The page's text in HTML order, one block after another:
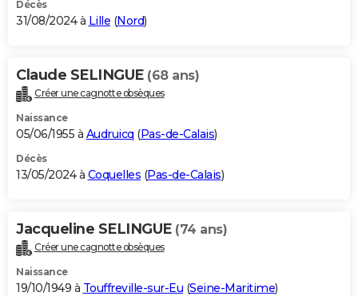
Décès
31/08/2024 à Lille (Nord)
Claude SELINGUE (68 ans)
Créer une cagnotte obsèques
Naissance
05/06/1955 à Audruicq (Pas-de-Calais)
Décès
13/05/2024 à Coquelles (Pas-de-Calais)
Jacqueline SELINGUE (74 ans)
Créer une cagnotte obsèques
Naissance
19/10/1949 à Touffreville-sur-Eu (Seine-Maritime)